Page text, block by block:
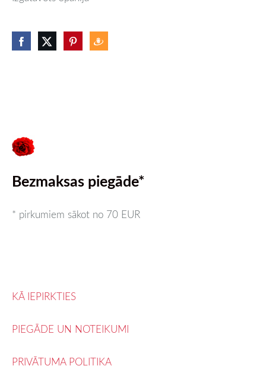
Bezmaksas piegāde*
* pirkumiem sākot no 70 EUR
KĀ IEPIRKTIES
PIEGĀDE UN NOTEIKUMI
PRIVĀTUMA POLITIKA